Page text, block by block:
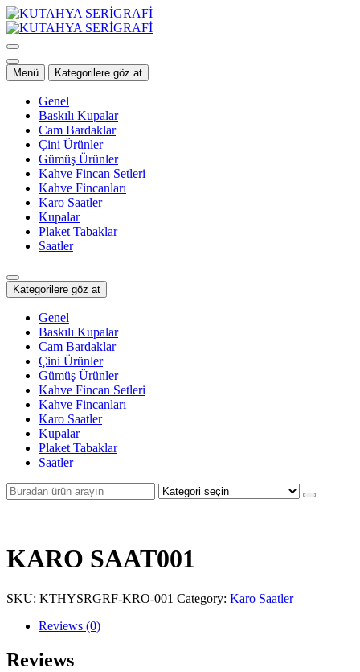
İçeriğe
geç
Menü Kategorilere göz at
Genel
Baskılı Kupalar
Cam Bardaklar
Çini Ürünler
Gümüş Ürünler
Kahve Fincan Setleri
Kahve Fincanları
Karo Saatler
Kupalar
Plaket Tabaklar
Saatler
Kategorilere göz at
Genel
Baskılı Kupalar
Cam Bardaklar
Çini Ürünler
Gümüş Ürünler
Kahve Fincan Setleri
Kahve Fincanları
Karo Saatler
Kupalar
Plaket Tabaklar
Saatler
KARO SAAT001
SKU: KTHYSRGRF-KRO-001 Category: Karo Saatler
Reviews (0)
Reviews